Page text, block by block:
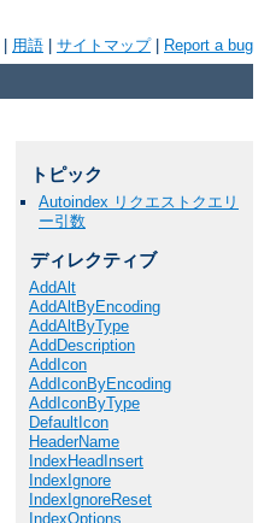
用語 サイトマップ| Report a bug
トピック
Autoindex リクエストクエリ
ー引数
ディレクティブ
AddAlt
AddAltByEncoding
AddAltByType
AddDescription
AddIcon
AddIconByEncoding
AddIconByType
DefaultIcon
HeaderName
IndexHeadInsert
IndexIgnore
IndexIgnoreReset
IndexOptions